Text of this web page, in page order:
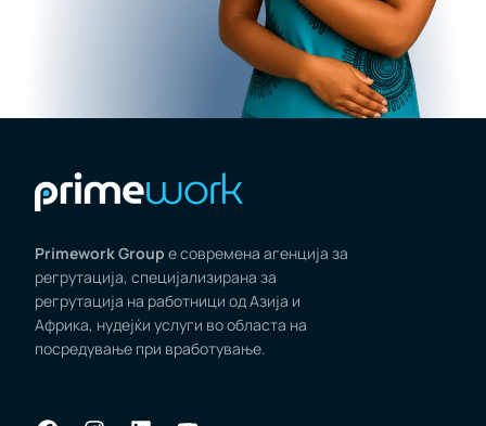
Primework Group е современа агенција за
регрутација, специјализирана за
регрутација на работници од Азија и
Африка, нудејќи услуги во областа на
посредување при вработување.